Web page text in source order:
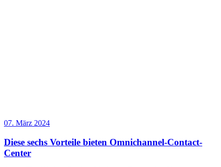
07. März 2024
Diese sechs Vorteile bieten Omnichannel-Contact-
Center